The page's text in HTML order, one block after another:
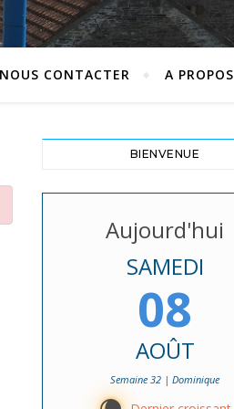
NOUS CONTACTER A PROPOS
BIENVENUE
Aujourd'hui
SAMEDI
08
AOÛT
Semaine 32 | Dominique